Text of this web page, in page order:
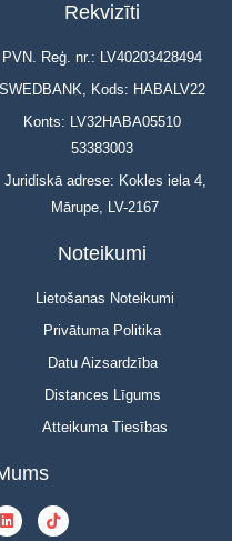
Rekvizīti
PVN. Reģ. nr.: LV40203428494
SWEDBANK, Kods: HABALV22
Konts: LV32HABA05510
53383003
Juridiskā adrese: Kokles iela 4,
Mārupe, LV-2167
Noteikumi
Lietošanas Noteikumi
Privātuma Politika
Datu Aizsardzība
Distances Līgums
Atteikuma Tiesības